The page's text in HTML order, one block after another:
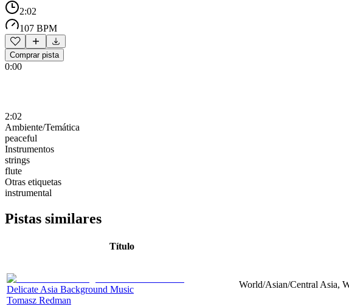
2:02
107 BPM
Comprar pista
0:00
2:02
Ambiente/Temática
peaceful
Instrumentos
strings
flute
Otras etiquetas
instrumental
Pistas similares
Título
Delicate Asia Background Music
Tomasz Redman
World/Asian/Central Asia,